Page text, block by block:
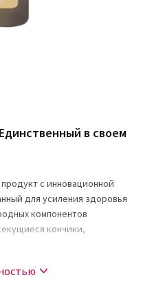
в своем
с инновационной
для усиления здоровья
компонентов
кончики,